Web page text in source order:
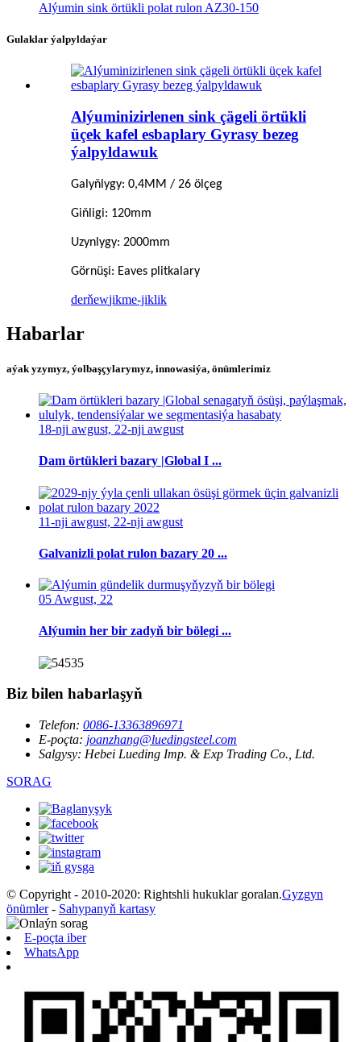
Alýumin sink örtükli polat rulon AZ30-150
Gulaklar ýalpyldaýar
Alýuminizirlenen sink çägeli örtükli
üçek kafel esbaplary Gyrasy bezeg
ýalpyldawuk
Galyňlygy: 0,4MM / 26 ölçeg
Giňligi: 120mm
Uzynlygy: 2000mm
Görnüşi: Eaves plitkalary
derňewjikme-jiklik
Habarlar
aýak yzymyz, ýolbaşçylarymyz, innowasiýa, önümlerimiz
18-nji awgust, 22-nji awgust
Dam örtükleri bazary |Global I ...
11-nji awgust, 22-nji awgust
Galvanizli polat rulon bazary 20 ...
05 Awgust, 22
Alýumin her bir zadyň bir bölegi ...
Biz bilen habarlaşyň
Telefon: 0086-13363896971
E-poçta: joanzhang@luedingsteel.com
Salgysy: Hebei Lueding Imp. & Exp Trading Co., Ltd.
SORAG
© Copyright - 2010-2020: Rightshli hukuklar goralan.Gyzgyn
önümler- Sahypanyň kartasy
E-poçta iber
WhatsApp